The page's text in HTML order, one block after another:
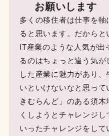
お願いします
多くの移住者は仕事を
ると思います。だから
IT産業のような人気が出
るのはちょっと違う気
した産業に魅力があり
いといけないなと思っ
きむらんど」のある須
くしようとチャレンジ
いったチャレンジをし